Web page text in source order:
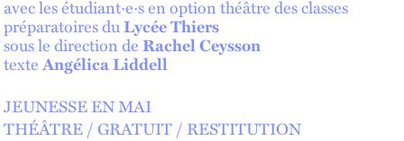
avec les étudiant·e·s en option théâtre des classes
préparatoires duLycée Thiers
sous le direction deRachel Ceysson
texteAngélica Liddell
JEUNESSE EN MAI
THÉÂTRE
GRATUIT
RESTITUTION